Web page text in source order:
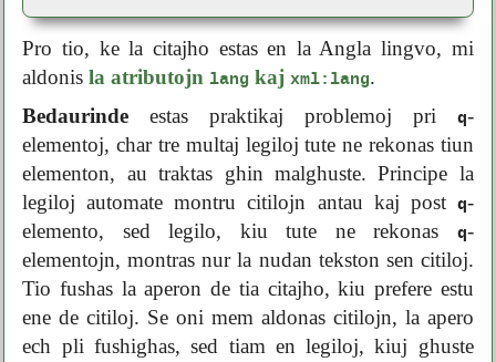
Pro tio, ke la citajho estas en la Angla lingvo, mi
aldonisla atributojnlang kajxml:lang.
Bedaurinde estas praktikaj problemoj pri q-
elementoj, char tre multaj legiloj tute ne rekonas tiun
elementon, au traktas ghin malghuste. Principe la
legiloj automate montru citilojn antau kaj post q-
elemento, sed legilo, kiu tute ne rekonas q-
elementojn, montras nur la nudan tekston sen citiloj.
Tio fushas la aperon de tia citajho, kiu prefere estu
ene de citiloj. Se oni mem aldonas citilojn, la apero
ech pli fushighas, sed tiam en legiloj, kiuj ghuste